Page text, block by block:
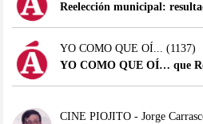
Reelección municipal:
YO COMO QUE OÍ... (1137)
YO COMO QUE OÍ… que
CINE PIOJITO - Jorge